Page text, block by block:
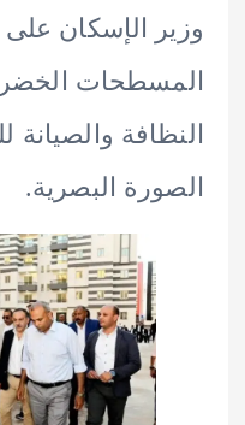
الإسكان على تكثيف
الخضراء
والصيانة
البصرية.